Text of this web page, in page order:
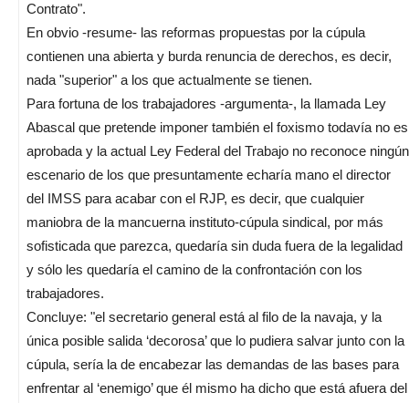
Contrato".
En obvio -resume- las reformas propuestas por la cúpula
contienen una abierta y burda renuncia de derechos, es decir,
nada "superior" a los que actualmente se tienen.
Para fortuna de los trabajadores -argumenta-, la llamada Ley
Abascal que pretende imponer también el foxismo todavía no es
aprobada y la actual Ley Federal del Trabajo no reconoce ningún
escenario de los que presuntamente echaría mano el director
del IMSS para acabar con el RJP, es decir, que cualquier
maniobra de la mancuerna instituto-cúpula sindical, por más
sofisticada que parezca, quedaría sin duda fuera de la legalidad
y sólo les quedaría el camino de la confrontación con los
trabajadores.
Concluye: "el secretario general está al filo de la navaja, y la
única posible salida ‘decorosa’ que lo pudiera salvar junto con la
cúpula, sería la de encabezar las demandas de las bases para
enfrentar al ‘enemigo’ que él mismo ha dicho que está afuera del